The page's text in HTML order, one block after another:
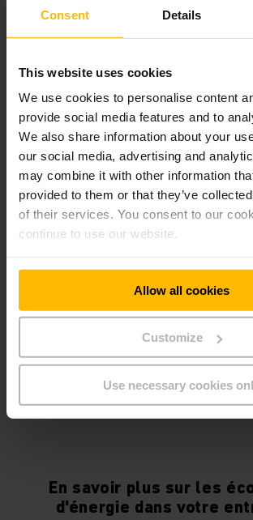
Consent Details
This website uses cookies
We use cookies to personalise content
provide social media features and to
We also share information about your
our social media, advertising and
may combine it with other information
provided to them or that they’ve
of their services. You consent to our
continue to use our website.
Allow all cookies
Customize
Use necessary cookies
Votre entrepôt est équipé de panneaux
vous que l'énergie produite est utilisée
externe, vous pouvez stocker l'énergie
déployer en cas de besoin. Ceci permet non
réduire votre facture énergétique, mais
au fonctionnement durable de votre
Faire des choix conscients vaut
Les économies d'énergie dans le domaine
ne sont pas seulement bénéfiques pour
mais aussi pour l'environnement. En
conduite, l'entretien et le stockage de
pouvez réaliser d'importantes économies.
approche économe en énergie entraîne
travail plus sûr, moins de temps d'arrêt et
d'entretien réduits. Commencez dès
œuvre ces conseils et tirez le meilleur parti
opérations de manutention.
En savoir plus sur les
d'énergie dans votre